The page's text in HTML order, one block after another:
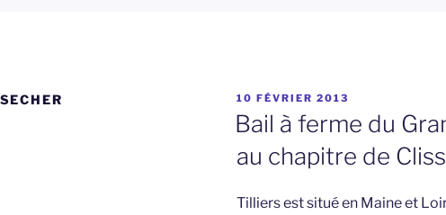
SECHER
PUBLIÉ
LE
10 FÉVRIER 2013
Bail à ferme du
au chapitre de
Tilliers est situé en Maine et